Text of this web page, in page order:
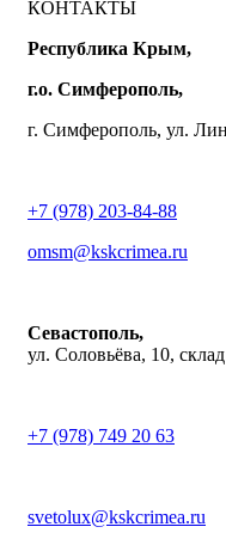
КОНТАКТЫ
Республика Крым,
г.о. Симферополь,
г. Симферополь, ул.
+7 (978) 203-84-88
omsm@kskcrimea.ru
Севастополь,
ул. Соловьёва, 10,
+7 (978) 749 20 63
svetolux@kskcrimea.ru